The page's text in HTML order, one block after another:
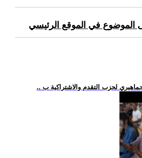
الموضوع في الموقع الرئيسي
لحزب التقدم والاشتراكية ب